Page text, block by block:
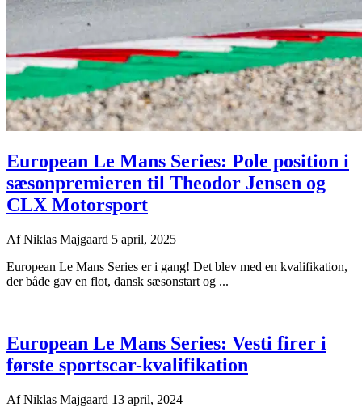
European Le Mans Series: Pole position i
sæsonpremieren til Theodor Jensen og
CLX Motorsport
AfNiklas Majgaard 5 april, 2025
European Le Mans Series er i gang! Det blev med en kvalifikation,
der både gav en flot, dansk sæsonstart og ...
European Le Mans Series: Vesti firer i
første sportscar-kvalifikation
AfNiklas Majgaard 13 april, 2024